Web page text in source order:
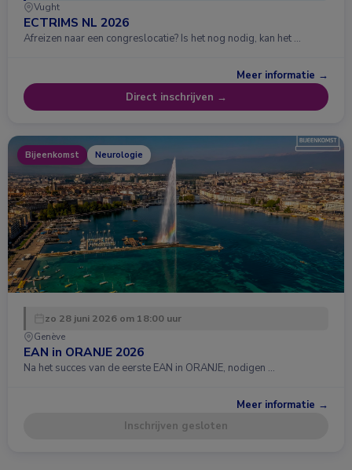
Vught
ECTRIMS NL 2026
Afreizen naar een congreslocatie? Is het nog nodig, kan het …
Meer informatie →
Direct inschrijven →
Bijeenkomst Neurologie
zo 28 juni 2026 om 18:00 uur
Genève
EAN in ORANJE 2026
Na het succes van de eerste EAN in ORANJE, nodigen …
Meer informatie →
Inschrijven gesloten